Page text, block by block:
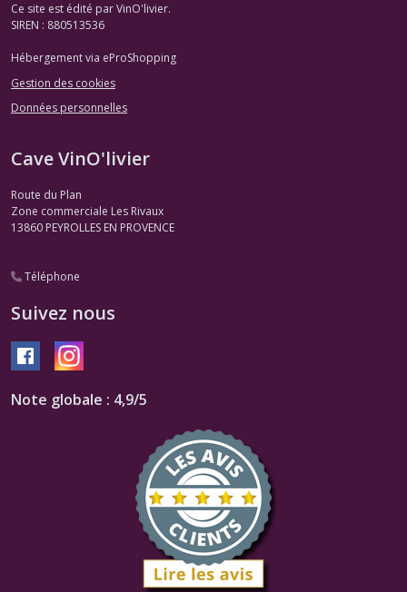
Ce site est édité par VinO'livier.
SIREN : 880513536
Hébergement via eProShopping
Gestion des cookies
Données personnelles
Cave VinO'livier
Route du Plan
Zone commerciale Les Rivaux
13860 PEYROLLES EN PROVENCE
Téléphone
Suivez nous
Note globale : 4,9/5